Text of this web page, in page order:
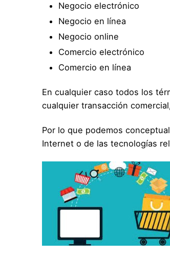
Negocio electrónico
Negocio en línea
Negocio online
Comercio electrónico
Comercio en línea
En cualquier caso todos los
cualquier transacción
Por lo que podemos
Internet o de las tecnologías